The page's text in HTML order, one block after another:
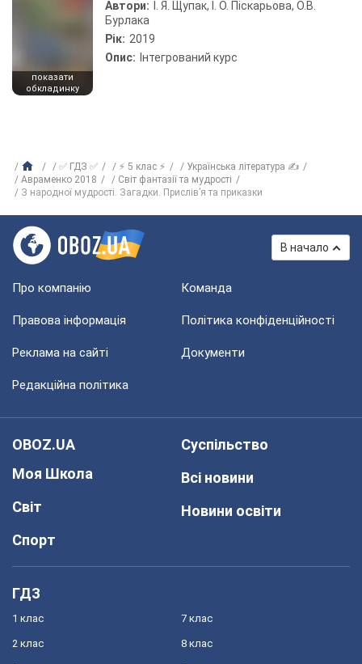
показати
обкладинку
Автори:
І. Я. Щупак, І. О. Піскарьова, О.В.
Бурлака
Рік: 2019
Опис: Інтегрований курс
✅ ГДЗ ✅ ⚡ 5 клас ⚡
Українська література ✍
Авраменко 2018
Світ фантазії та мудрості
З народної мудрості. Загадки. Прислів’я та приказки
В начало
Про компанію Команда
Правова інформація Політика конфіденційності
Реклама на сайті Документи
Редакційна політика
OBOZ.UA
Моя Школа
Світ
Спорт
Суспільство
Всі новини
Новини освіти
ГДЗ
1 клас
2 клас
7 клас
8 клас